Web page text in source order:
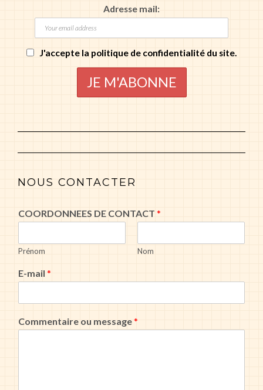
Adresse mail:
J'accepte la politique de confidentialité du site.
NOUS CONTACTER
COORDONNEES DE CONTACT *
Prénom Nom
E-mail *
Commentaire ou message*